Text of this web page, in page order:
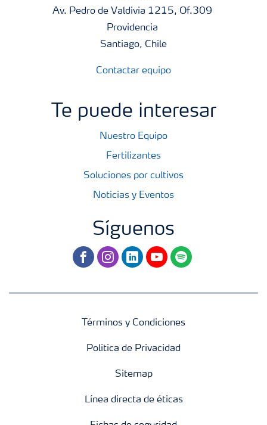
Av. Pedro de Valdivia 1215, Of.309
Providencia
Santiago, Chile
Contactar equipo
Te puede interesar
Nuestro Equipo
Fertilizantes
Soluciones por cultivos
Noticias y Eventos
Síguenos
facebookinstagram
linkedinyoutubespotify
Términos y Condiciones
Política de Privacidad
Sitemap
Línea directa de éticas